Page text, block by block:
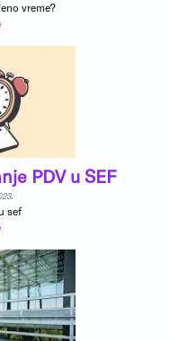
vreme?
PDV u SEF
sef